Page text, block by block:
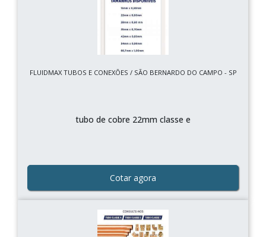
FLUIDMAX TUBOS E CONEXÕES / SÃO BERNARDO DO CAMPO - SP
tubo de cobre 22mm classe e
Cotar agora